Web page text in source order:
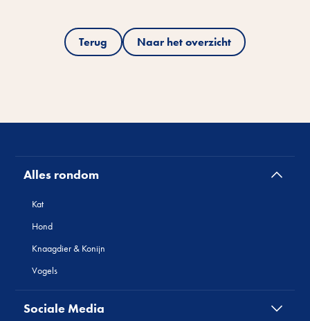
Terug Naar het overzicht
Alles rondom
Kat
Hond
Knaagdier & Konijn
Vogels
Sociale Media